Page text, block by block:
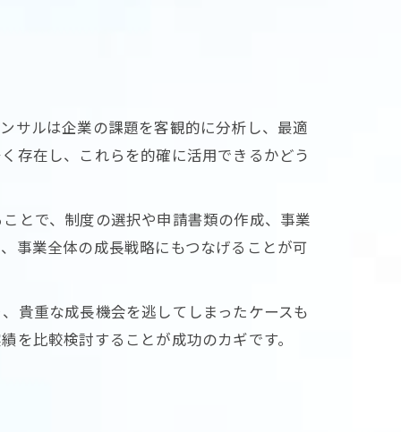
サルは企業の課題を客観的に分析し、最適
存在し、これらを的確に活用できるかどう
とで、制度の選択や申請書類の作成、事業
事業全体の成長戦略にもつなげることが可
貴重な成長機会を逃してしまったケースも
比較検討することが成功のカギです。